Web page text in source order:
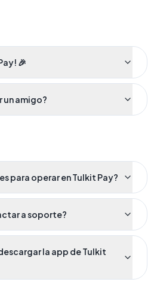
🎉
un amigo?
para operar en Tulkit Pay?
a soporte?
la app de Tulkit